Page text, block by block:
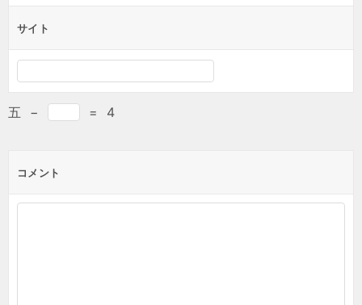
サイト
五 − = 4
コメント